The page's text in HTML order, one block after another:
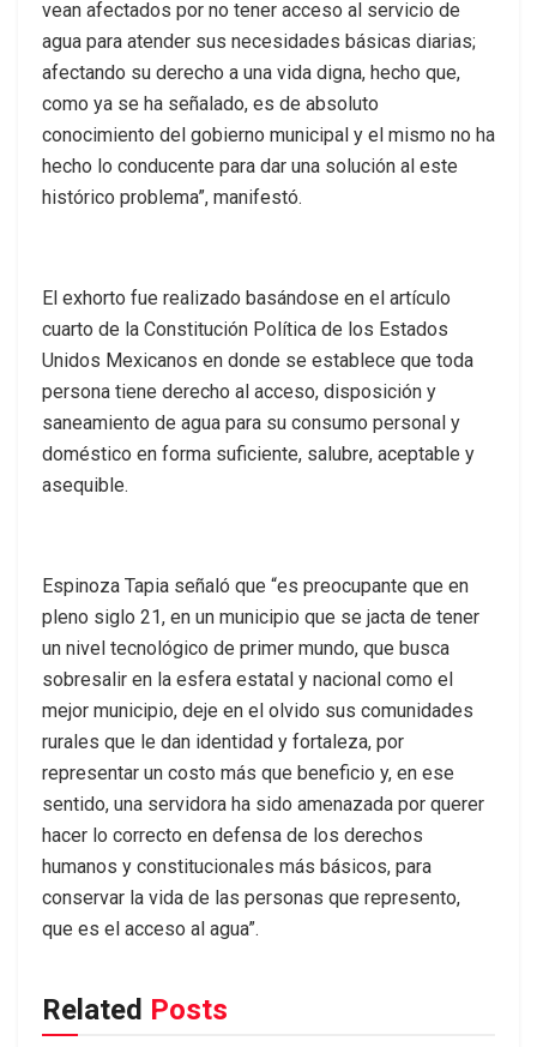
vean afectados por no tener acceso al servicio de
agua para atender sus necesidades básicas diarias;
afectando su derecho a una vida digna, hecho que,
como ya se ha señalado, es de absoluto
conocimiento del gobierno municipal y el mismo no ha
hecho lo conducente para dar una solución al este
histórico problema”, manifestó.
El exhorto fue realizado basándose en el artículo
cuarto de la Constitución Política de los Estados
Unidos Mexicanos en donde se establece que toda
persona tiene derecho al acceso, disposición y
saneamiento de agua para su consumo personal y
doméstico en forma suficiente, salubre, aceptable y
asequible.
Espinoza Tapia señaló que “es preocupante que en
pleno siglo 21, en un municipio que se jacta de tener
un nivel tecnológico de primer mundo, que busca
sobresalir en la esfera estatal y nacional como el
mejor municipio, deje en el olvido sus comunidades
rurales que le dan identidad y fortaleza, por
representar un costo más que beneficio y, en ese
sentido, una servidora ha sido amenazada por querer
hacer lo correcto en defensa de los derechos
humanos y constitucionales más básicos, para
conservar la vida de las personas que represento,
que es el acceso al agua”.
Related Posts